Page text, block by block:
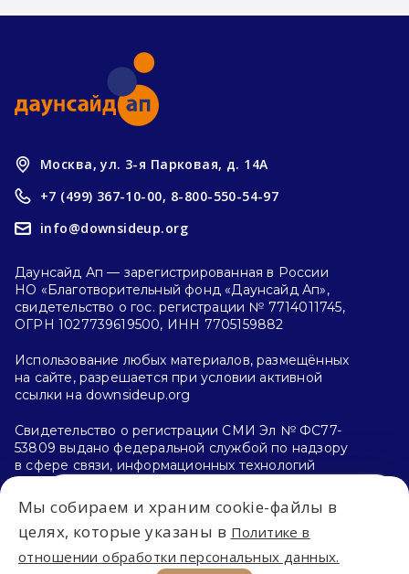
Впервые на сайте?
С чего начать?
Москва, ул. 3-я Парковая, д. 14А
+7 (499) 367-10-00, 8-800-550-54-97
info@downsideup.org
Даунсайд Ап — зарегистрированная в России
НО «Благотворительный фонд «Даунсайд Ап»,
свидетельство о гос. регистрации № 7714011745,
ОГРН 1027739619500, ИНН 7705159882
Использование любых материалов, размещённых
на сайте, разрешается при условии активной
ссылки на downsideup.org
Свидетельство о регистрации СМИ Эл № ФС77-
53809 выдано федеральной службой по надзору
в сфере связи, информационных технологий
и массовых коммуникаций (Роскомнадзор)
26.04.2013 г.
Политика конфиденциальности
Мы собираем и храним cookie-файлы в
целях, которые указаны в Политике в
отношении обработки персональных данных.